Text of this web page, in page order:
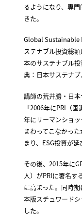
るようになり、専
きた。
Global Sustainable
ステナブル投資総
本のサステナブル
典：日本サステナブ
講師の荒井勝・日
「2006年にPRI（
年にリーマンショ
まわってこなかっ
まり、ESG投資が延
その後、2015年に
人）がPRIに署名す
に高まった。同時
本版スチュワード
した。